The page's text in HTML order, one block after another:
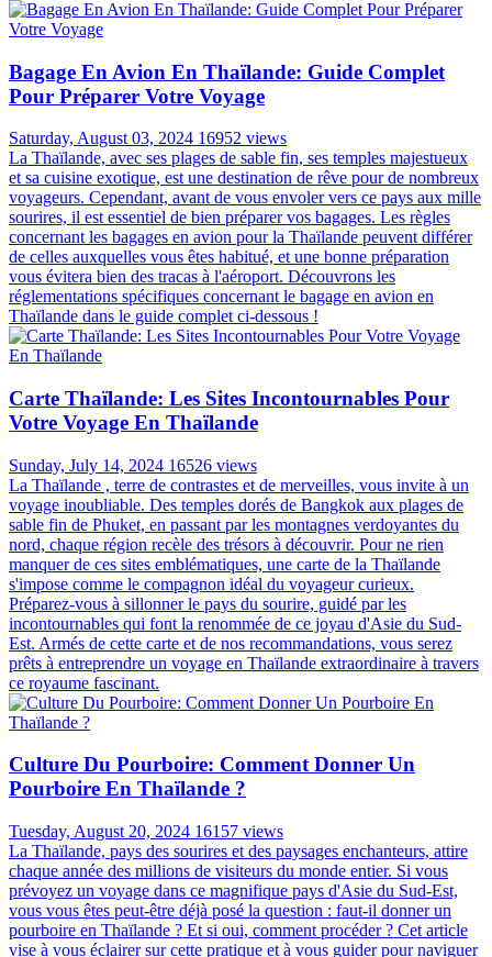
Bagage En Avion En Thaïlande: Guide Complet
Pour Préparer Votre Voyage
Saturday, August 03, 2024 16952 views
La Thaïlande, avec ses plages de sable fin, ses temples majestueux
et sa cuisine exotique, est une destination de rêve pour de nombreux
voyageurs. Cependant, avant de vous envoler vers ce pays aux mille
sourires, il est essentiel de bien préparer vos bagages. Les règles
concernant les bagages en avion pour la Thaïlande peuvent différer
de celles auxquelles vous êtes habitué, et une bonne préparation
vous évitera bien des tracas à l'aéroport. Découvrons les
réglementations spécifiques concernant le bagage en avion en
Thaïlande dans le guide complet ci-dessous !
Carte Thaïlande: Les Sites Incontournables Pour
Votre Voyage En Thaïlande
Sunday, July 14, 2024 16526 views
La Thaïlande , terre de contrastes et de merveilles, vous invite à un
voyage inoubliable. Des temples dorés de Bangkok aux plages de
sable fin de Phuket, en passant par les montagnes verdoyantes du
nord, chaque région recèle des trésors à découvrir. Pour ne rien
manquer de ces sites emblématiques, une carte de la Thaïlande
s'impose comme le compagnon idéal du voyageur curieux.
Préparez-vous à sillonner le pays du sourire, guidé par les
incontournables qui font la renommée de ce joyau d'Asie du Sud-
Est. Armés de cette carte et de nos recommandations, vous serez
prêts à entreprendre un voyage en Thaïlande extraordinaire à travers
ce royaume fascinant.
Culture Du Pourboire: Comment Donner Un
Pourboire En Thaïlande ?
Tuesday, August 20, 2024 16157 views
La Thaïlande, pays des sourires et des paysages enchanteurs, attire
chaque année des millions de visiteurs du monde entier. Si vous
prévoyez un voyage dans ce magnifique pays d'Asie du Sud-Est,
vous vous êtes peut-être déjà posé la question : faut-il donner un
pourboire en Thaïlande ? Et si oui, comment procéder ? Cet article
vise à vous éclairer sur cette pratique et à vous guider pour naviguer